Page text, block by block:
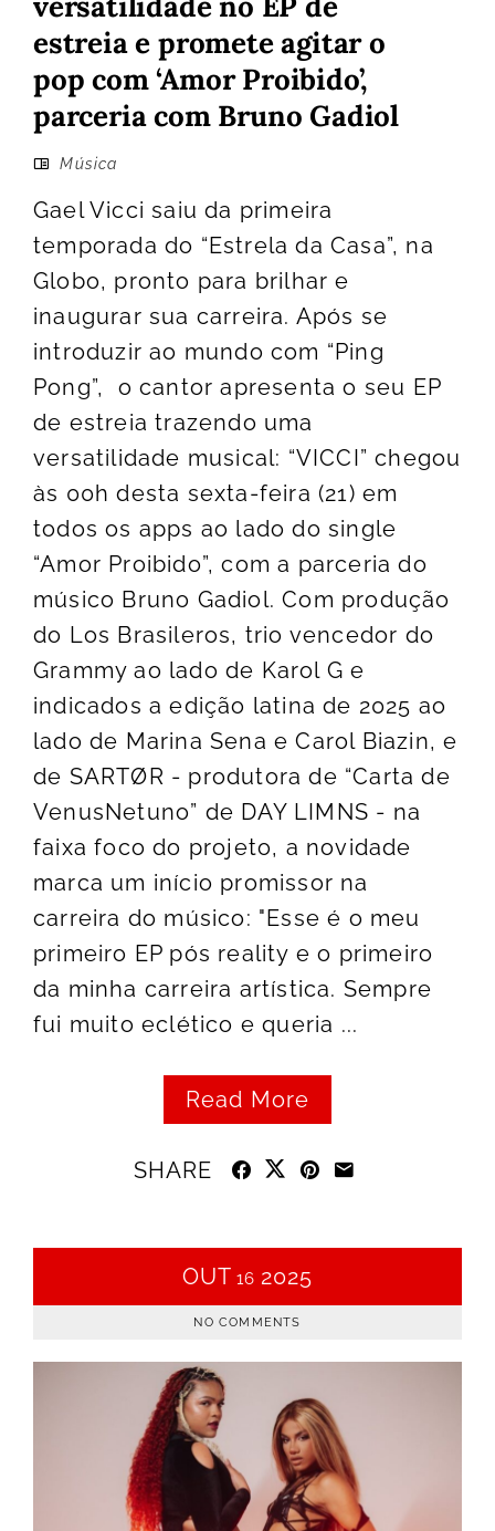
estreia e promete agitar o
pop com ‘Amor Proibido’,
parceria com Bruno Gadiol
Música
Gael Vicci saiu da primeira
temporada do “Estrela da Casa”, na
Globo, pronto para brilhar e
inaugurar sua carreira. Após se
introduzir ao mundo com “Ping
Pong”, o cantor apresenta o seu EP
de estreia trazendo uma
versatilidade musical: “VICCI” chegou
às 00h desta sexta-feira (21) em
todos os apps ao lado do single
“Amor Proibido”, com a parceria do
músico Bruno Gadiol. Com produção
do Los Brasileros, trio vencedor do
Grammy ao lado de Karol G e
indicados a edição latina de 2025 ao
lado de Marina Sena e Carol Biazin, e
de SARTØR - produtora de “Carta de
VenusNetuno” de DAY LIMNS - na
faixa foco do projeto, a novidade
marca um início promissor na
carreira do músico: "Esse é o meu
primeiro EP pós reality e o primeiro
da minha carreira artística. Sempre
fui muito eclético e queria ...
Read More
SHARE
OUT 16 2025
NO COMMENTS